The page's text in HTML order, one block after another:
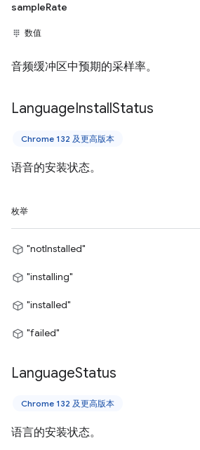
sampleRate
数值
音频缓冲区中预期的采样率。
LanguageInstallStatus
Chrome 132 及更高版本
语音的安装状态。
枚举
"notInstalled"
"installing"
"installed"
"failed"
LanguageStatus
Chrome 132 及更高版本
语言的安装状态。